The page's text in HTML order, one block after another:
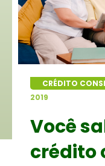
CRÉDITO
2019
Você
crédito